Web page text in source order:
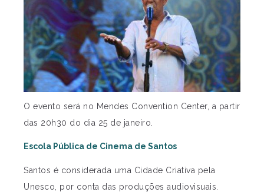
O evento será no Mendes Convention Center, a partir
das 20h30 do dia 25 de janeiro.
Escola Pública de Cinema de Santos
Santos é considerada uma Cidade Criativa pela
Unesco, por conta das produções audiovisuais.